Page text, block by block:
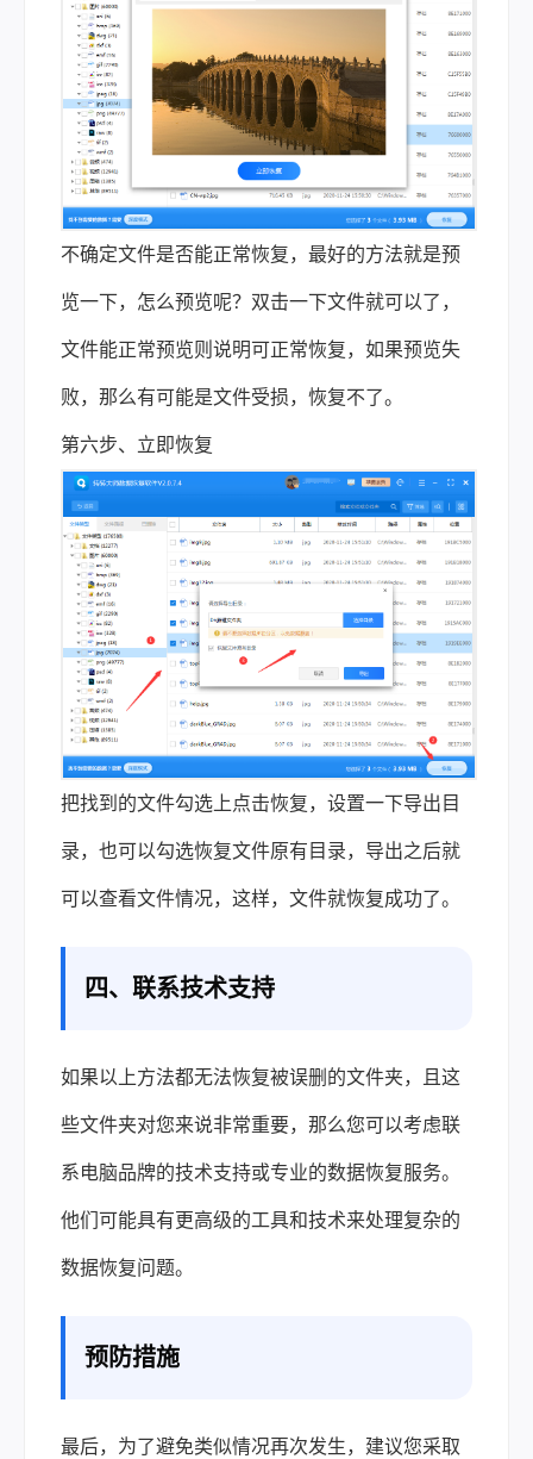
不确定文件是否能正常恢复，最好的方法就是预
览一下，怎么预览呢？双击一下文件就可以了，
文件能正常预览则说明可正常恢复，如果预览失
败，那么有可能是文件受损，恢复不了。
第六步、立即恢复
把找到的文件勾选上点击恢复，设置一下导出目
录，也可以勾选恢复文件原有目录，导出之后就
可以查看文件情况，这样，文件就恢复成功了。
四、联系技术支持
如果以上方法都无法恢复被误删的文件夹，且这
些文件夹对您来说非常重要，那么您可以考虑联
系电脑品牌的技术支持或专业的数据恢复服务。
他们可能具有更高级的工具和技术来处理复杂的
数据恢复问题。
预防措施
最后，为了避免类似情况再次发生，建议您采取